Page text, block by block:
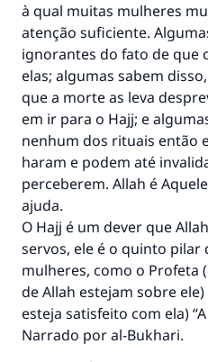
à qual muitas mulheres
atenção suficiente.
ignorantes do fato de que
elas; algumas sabem
que a morte as leva
em ir para o Hajj; e
nenhum dos rituais então
haram e podem até
perceberem. Allah é
ajuda.
O Hajj é um dever que
servos, ele é o quinto pilar
mulheres, como o Profeta
de Allah estejam sobre ele)
esteja satisfeito com ela)
Narrado por al-Bukhari.